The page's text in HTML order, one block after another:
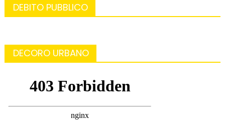
DEBITO PUBBLICO
DECORO URBANO